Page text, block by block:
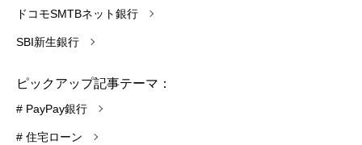
ドコモSMTBネット銀行
SBI新生銀行
ピックアップ記事テーマ：
# PayPay銀行
# 住宅ローン